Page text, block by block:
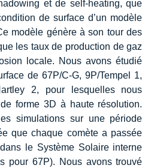
et de self-heating, que
de surface d’un modèle
modèle génère à son tour des
les taux de production de gaz
locale. Nous avons étudié
de 67P/C-G, 9P/Tempel 1,
2, pour lesquelles nous
forme 3D à haute résolution.
simulations sur une période
que chaque comète a passée
le Système Solaire interne
pour 67P). Nous avons trouvé